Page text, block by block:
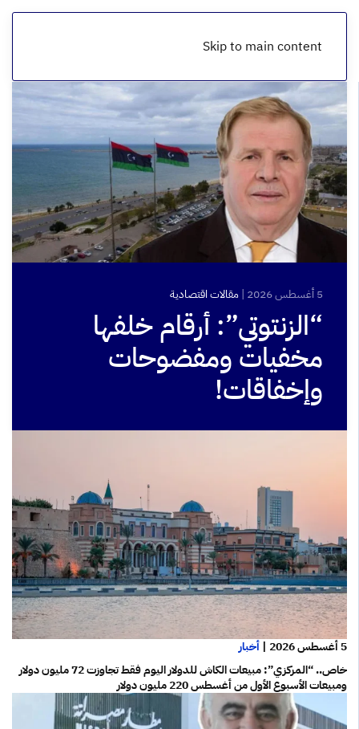
Skip to main content
5 أغسطس 2026 |مقالات اقتصادية
“الزنتوتي”: أرقام خلفها
مخفيات ومفضوحات
وإخفاقات!
5 أغسطس 2026 | أخبار
خاص.. “المركزي”: مبيعات الكاش للدولار اليوم فقط تجاوزت 72 مليون دولار
ومبيعات الأسبوع الأول من أغسطس 220 مليون دولار